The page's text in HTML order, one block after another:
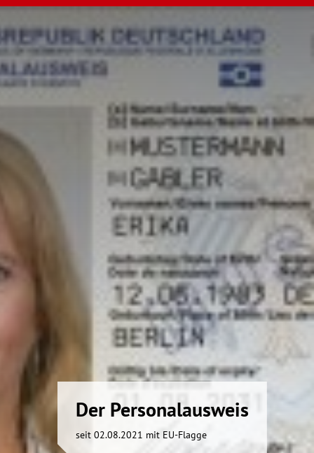
Der Personalausweis
seit 02.08.2021 mit EU-Flagge